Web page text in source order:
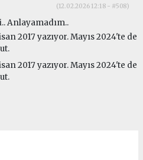
(12.02.2026 12:18 - #508)
Anlayamadım..
2017 yazıyor. Mayıs 2024'te de
2017 yazıyor. Mayıs 2024'te de